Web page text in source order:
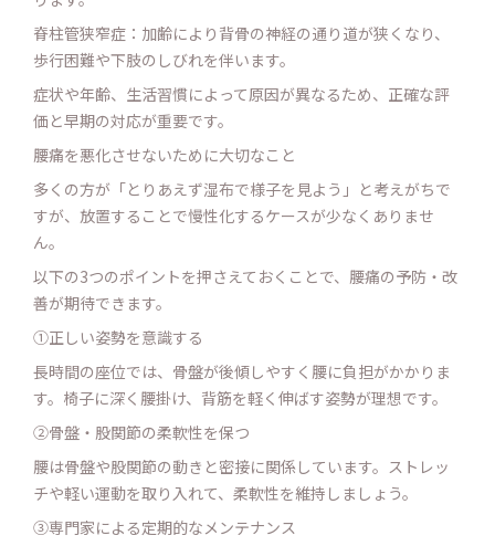
脊柱管狭窄症：加齢により背骨の神経の通り道が狭くなり、
歩行困難や下肢のしびれを伴います。
症状や年齢、生活習慣によって原因が異なるため、正確な評
価と早期の対応が重要です。
腰痛を悪化させないために大切なこと
多くの方が「とりあえず湿布で様子を見よう」と考えがちで
すが、放置することで慢性化するケースが少なくありませ
ん。
以下の3つのポイントを押さえておくことで、腰痛の予防・改
善が期待できます。
①正しい姿勢を意識する
長時間の座位では、骨盤が後傾しやすく腰に負担がかかりま
す。椅子に深く腰掛け、背筋を軽く伸ばす姿勢が理想です。
②骨盤・股関節の柔軟性を保つ
腰は骨盤や股関節の動きと密接に関係しています。ストレッ
チや軽い運動を取り入れて、柔軟性を維持しましょう。
③専門家による定期的なメンテナンス